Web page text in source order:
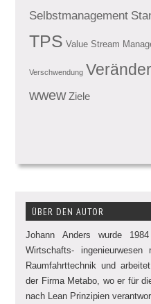
Selbstmanagement
TPS Value Stream
Verschwendung
wwew Ziele
ÜBER DEN AUTOR
Johann Anders wurde
Wirtschafts-
Raumfahrttechnik und
der Firma Metabo, wo er für
nach Lean Prinzipien